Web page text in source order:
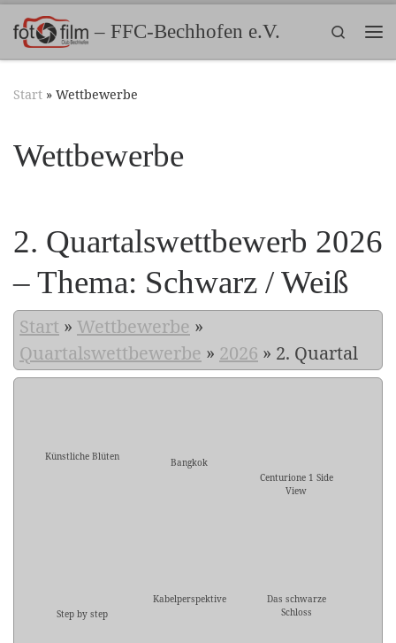
Zum Inhalt springen– FFC-Bechhofen e.V.
Search
Start » Wettbewerbe
Wettbewerbe
2. Quartalswettbewerb 2026
– Thema: Schwarz / Weiß
Start » Wettbewerbe »
Quartalswettbewerbe » 2026 » 2. Quartal
Künstliche Blüten
Bangkok
Centurione 1 Side
View
Step by step
Kabelperspektive
Das schwarze
Schloss